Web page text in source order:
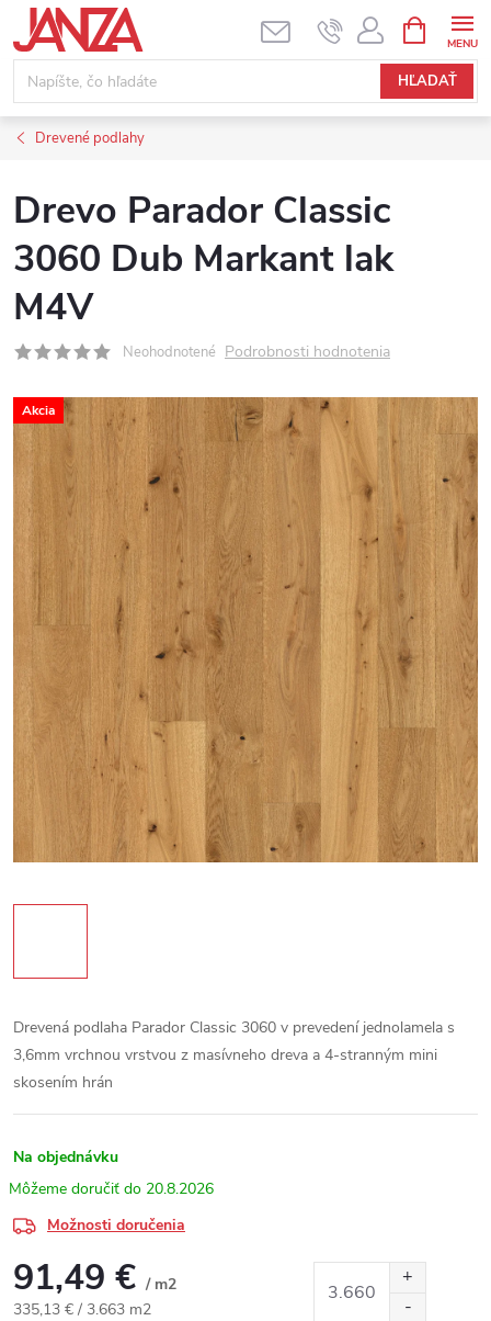
Prejsť na obsah
HĽADAŤ
Drevené podlahy
Drevo Parador Classic
3060 Dub Markant lak
M4V
Neohodnotené Podrobnosti hodnotenia
Akcia
Drevená podlaha Parador Classic 3060 v prevedení jednolamela s
3,6mm vrchnou vrstvou z masívneho dreva a 4-stranným mini
skosením hrán
Na objednávku
20.8.2026
Možnosti doručenia
91,49 € / m2
Jednotková cena:
335,13 € / 3.663 m2